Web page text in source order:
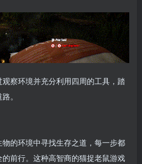
察环境并充分利用四周的工具，踏
。
的环境中寻找生存之道，每一步都
前行。这种高智商的猫捉老鼠游戏